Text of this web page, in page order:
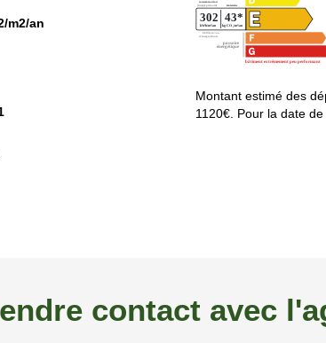
m2/an
Montant estimé des
1120€. Pour la date
contact avec